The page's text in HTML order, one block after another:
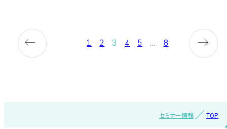
1 2 3 4 5 ... 8
TOP
セミナー情報